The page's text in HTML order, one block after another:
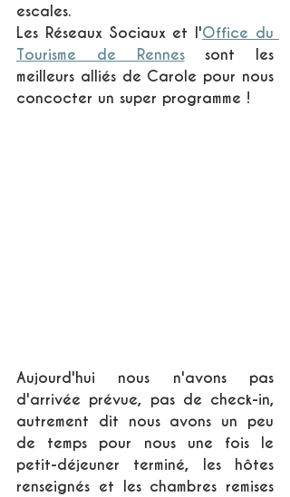
escales.
Les Réseaux Sociaux et l'Office du
Tourisme de Rennes sont les
meilleurs alliés de Carole pour nous
concocter un super programme !
Aujourd'hui nous n'avons pas
d'arrivée prévue, pas de check-in,
autrement dit nous avons un peu
de temps pour nous une fois le
petit-déjeuner terminé, les hôtes
renseignés et les chambres remises